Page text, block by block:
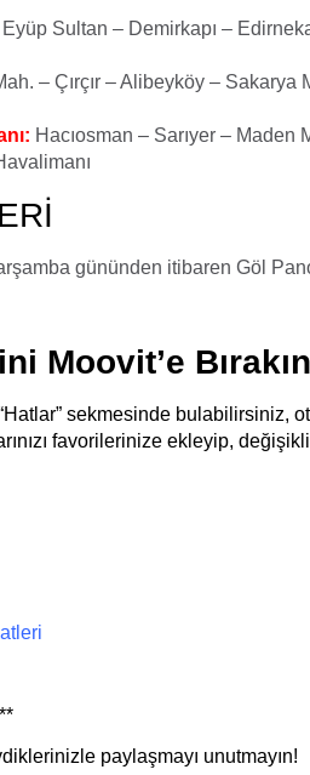
Sultan – Demirkapı –
– Çırçır – Alibeyköy – Sakarya
Hacıosman – Sarıyer – Maden
gününden itibaren Göl
Moovit’e
sekmesinde bulabilirsiniz,
favorilerinize ekleyip,
paylaşmayı unutmayın!